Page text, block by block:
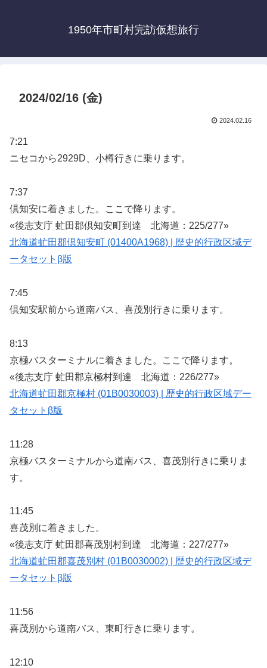
1950年市町村完訪仮想旅行
2024/02/16 (金)
2024.02.16
7:21
ニセコから2929D、小樽行きに乗ります。
7:37
倶知安に着きました。ここで降ります。
«後志支庁 虻田郡倶知安町到達 北海道：225/277»
北海道虻田郡倶知安町 (01400A1968) | 歴史的行政区域デ
ータセットβ版
7:45
倶知安駅前から道南バス、喜茂別行きに乗ります。
8:13
京極バスターミナルに着きました。ここで降ります。
«後志支庁 虻田郡京極村到達 北海道：226/277»
北海道虻田郡京極村 (01B0030003) | 歴史的行政区域デー
タセットβ版
11:28
京極バスターミナルから道南バス、喜茂別行きに乗りま
す。
11:45
喜茂別に着きました。
«後志支庁 虻田郡喜茂別村到達 北海道：227/277»
北海道虻田郡喜茂別村 (01B0030002) | 歴史的行政区域デ
ータセットβ版
11:56
喜茂別から道南バス、東町行きに乗ります。
12:10